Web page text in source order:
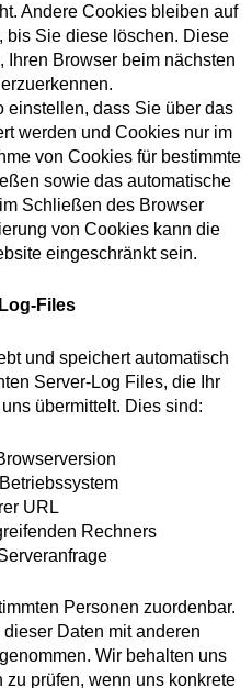
Andere Cookies bleiben auf
bis Sie diese löschen. Diese
Browser beim nächsten
einstellen, dass Sie über das
werden und Cookies nur im
von Cookies für bestimmte
sowie das automatische
Schließen des Browser
von Cookies kann die
eingeschränkt sein.
Files
und speichert automatisch
Server-Log Files, die Ihr
übermittelt. Dies sind:
URL
Rechners
Personen zuordenbar.
Daten mit anderen
Wir behalten uns
prüfen, wenn uns konkrete